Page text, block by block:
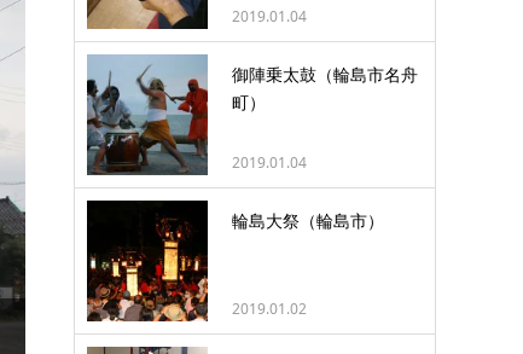
2019.01.04
御陣乗太鼓（輪島市名舟
町）
2019.01.04
輪島大祭（輪島市）
2019.01.02